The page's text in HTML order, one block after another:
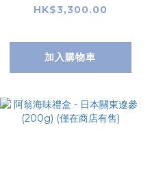
在商店有售)
HK$3,300.00
加入購物車